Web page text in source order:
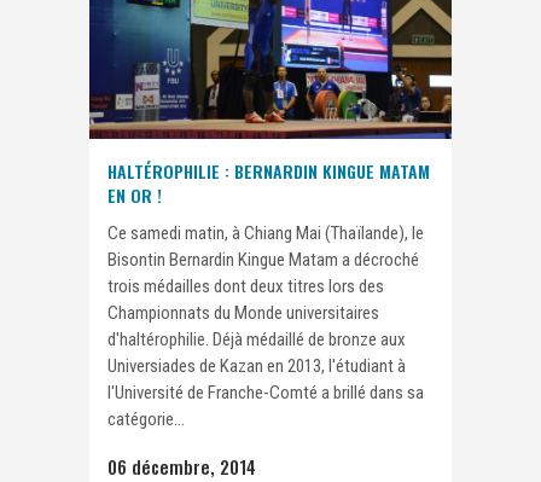
HALTÉROPHILIE : BERNARDIN KINGUE MATAM
EN OR !
Ce samedi matin, à Chiang Mai (Thaïlande), le
Bisontin Bernardin Kingue Matam a décroché
trois médailles dont deux titres lors des
Championnats du Monde universitaires
d'haltérophilie. Déjà médaillé de bronze aux
Universiades de Kazan en 2013, l'étudiant à
l'Université de Franche-Comté a brillé dans sa
catégorie...
06 décembre, 2014